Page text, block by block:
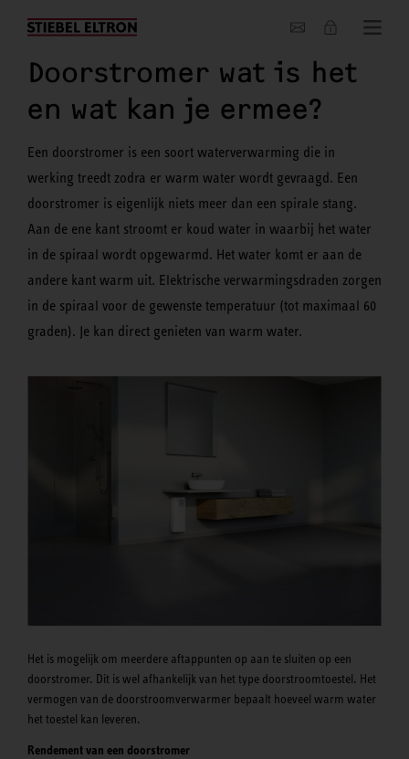
Actueel
Doorstromer wat is het
en wat kan je ermee?
Een doorstromer is een soort waterverwarming die in
werking treedt zodra er warm water wordt gevraagd. Een
doorstromer is eigenlijk niets meer dan een spirale stang.
Aan de ene kant stroomt er koud water in waarbij het water
in de spiraal wordt opgewarmd. Het water komt er aan de
andere kant warm uit. Elektrische verwarmingsdraden zorgen
in de spiraal voor de gewenste temperatuur (tot maximaal 60
graden). Je kan direct genieten van warm water.
Het is mogelijk om meerdere aftappunten op aan te sluiten op een
doorstromer. Dit is wel afhankelijk van het type doorstroomtoestel. Het
vermogen van de doorstroomverwarmer bepaalt hoeveel warm water
het toestel kan leveren.
Rendement van een doorstromer